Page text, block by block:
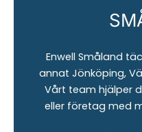
Enwell Småland
annat Jönköping,
Vårt team hjälper
eller företag med